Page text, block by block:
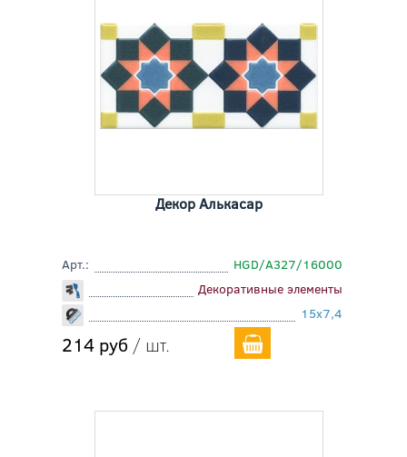
Декор Алькасар
Арт.:
HGD/A327/16000
Декоративные элементы
15x7,4
214 руб / шт.